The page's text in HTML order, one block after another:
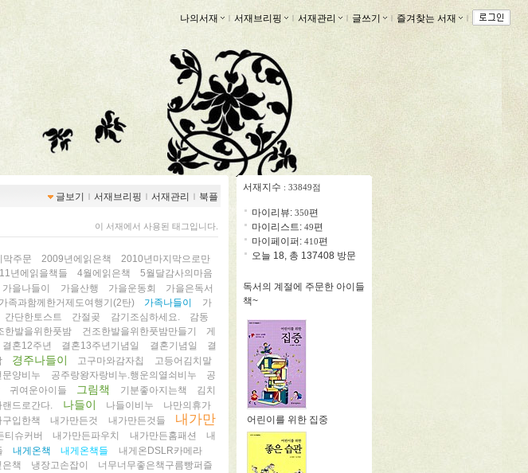
나의서재 ｌ 서재브리핑 ｌ 서재관리 ｌ 글쓰기 ｌ 즐겨찾는 서재 ｌ
글보기 ｌ 서재브리핑 ｌ 서재관리 ｌ 북플
이 서재에서 사용된 태그입니다.
막주문 2009년에읽은책
2010년마지막으로만
년에읽을책들 4월에읽은책
5월달감사의마음
가을나들이 가을산행 가을운동회
가을은독서
가족과함께한거제도여행기(2탄) 가족나들이
가
간단한토스트 간절곶 감기조심하세요.
감동
한발을위한풋밤 건조한발을위한풋밤만들기
게
결혼12주년 결혼13주년기념일 결혼기념일
결
경주나들이 고구마와감자칩
고등어김치말
문양비누 공주랑왕자랑비누.행운의열쇠비누
공
귀여운아이들 그림책 기분좋아지는책
김치
랜드로간다. 나들이 나들이비누
나만의휴가
구입한책 내가만든것 내가만든것들
내가만
티슈커버 내가만든파우치 내가만든홈패션
내
내게온책 내게온책들
내게온DSLR카메라
책 냉장고손잡이
너무너무좋은책구름빵퍼즐
서재지수 : 33849점
마이리뷰: 350편
마이리스트: 49편
마이페이퍼: 410편
오늘 18, 총 137408 방문
독서의 계절에 주문한 아이들
책~
어린이를 위한 집중